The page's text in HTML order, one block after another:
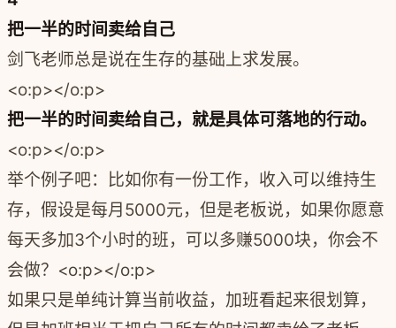
把一半的时间卖给自己
剑飞老师总是说在生存的基础上求发展。
<o:p></o:p>
把一半的时间卖给自己，就是具体可落地的行动。
<o:p></o:p>
举个例子吧：比如你有一份工作，收入可以维持生
存，假设是每月5000元，但是老板说，如果你愿意
每天多加3个小时的班，可以多赚5000块，你会不
会做？<o:p></o:p>
如果只是单纯计算当前收益，加班看起来很划算，